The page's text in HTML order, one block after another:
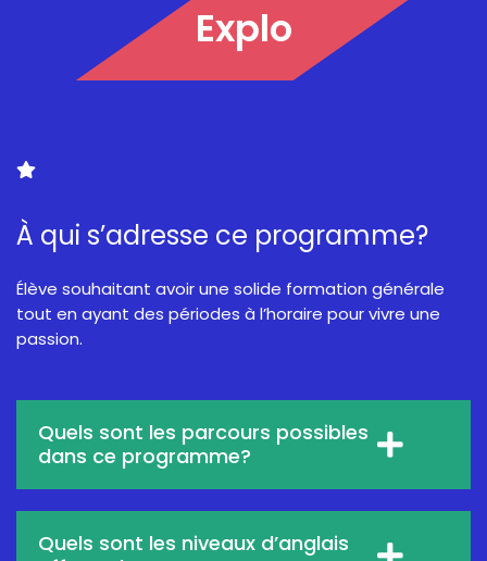
Explo
À qui s’adresse ce programme?
Élève souhaitant avoir une solide formation générale
tout en ayant des périodes à l’horaire pour vivre une
passion.
Quels sont les parcours possibles
dans ce programme?
Quels sont les niveaux d’anglais